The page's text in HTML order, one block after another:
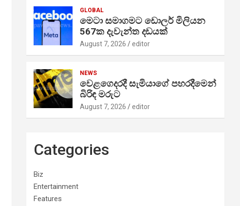
GLOBAL
මෙටා සමාගමට ඩොලර් මිලියන
567ක දැවැන්ත දඩයක්
August 7, 2026 editor
NEWS
වෙළගෙදරදී සැමියාගේ පහරදීමෙන්
බිරිඳ මරුට
August 7, 2026 editor
Categories
Biz
Entertainment
Features